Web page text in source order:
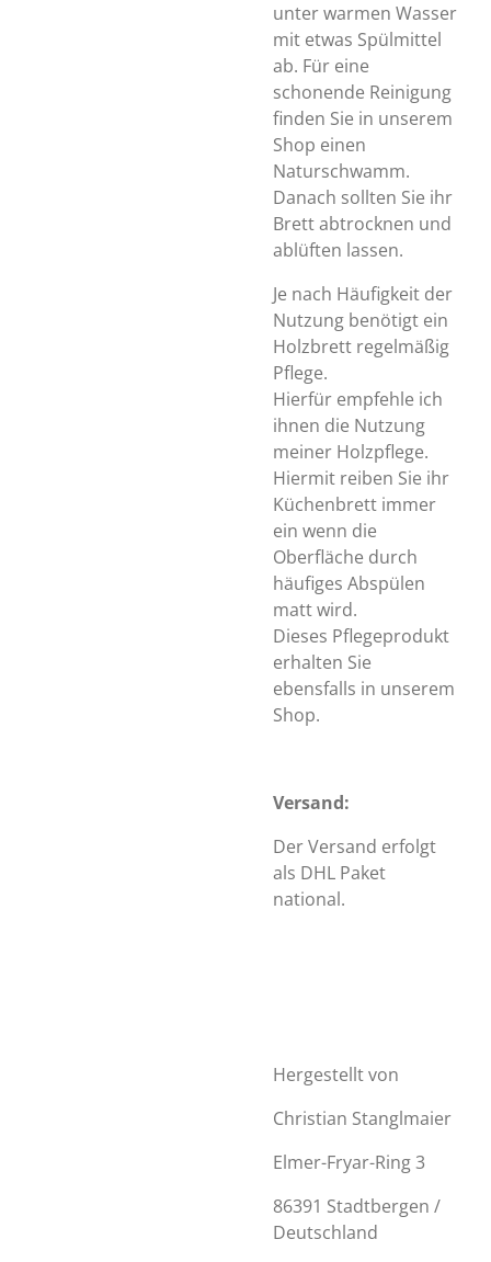
unter warmen Wasser
mit etwas Spülmittel
ab. Für eine
schonende Reinigung
finden Sie in unserem
Shop einen
Naturschwamm.
Danach sollten Sie ihr
Brett abtrocknen und
ablüften lassen.
Je nach Häufigkeit der
Nutzung benötigt ein
Holzbrett regelmäßig
Pflege.
Hierfür empfehle ich
ihnen die Nutzung
meiner Holzpflege.
Hiermit reiben Sie ihr
Küchenbrett immer
ein wenn die
Oberfläche durch
häufiges Abspülen
matt wird.
Dieses Pflegeprodukt
erhalten Sie
ebensfalls in unserem
Shop.
Versand:
Der Versand erfolgt
als DHL Paket
national.
Hergestellt von
Christian Stanglmaier
Elmer-Fryar-Ring 3
86391 Stadtbergen /
Deutschland